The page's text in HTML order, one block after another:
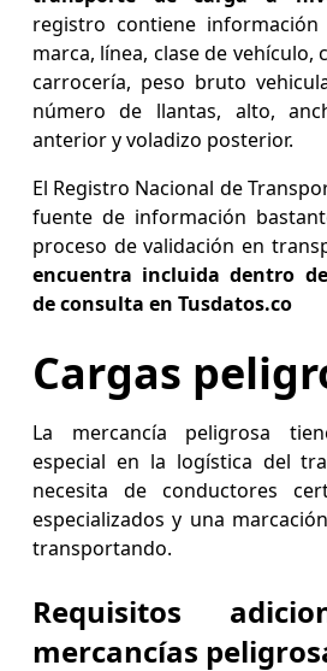
registro contiene información
marca, línea, clase de
carrocería, peso bruto
número de llantas, alto,
anterior y voladizo posterior.
El Registro Nacional de
fuente de información
proceso de validación en
encuentra incluida dentro
de consulta en Tusdatos.co
Cargas
La mercancía peligrosa
especial en la logística del
necesita de conductores
especializados y una
transportando.
Requisitos
mercancías